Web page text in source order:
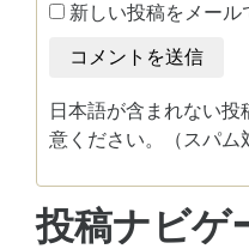
新しい投稿をメール
日本語が含まれない
意ください。（スパム
投稿ナビゲ